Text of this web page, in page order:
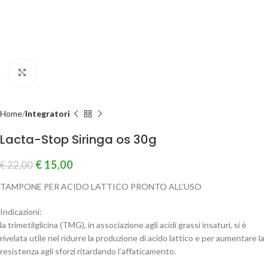
Home Integratori
Lacta-Stop Siringa os 30g
€22,00 € 15,00
TAMPONE PER ACIDO LATTICO PRONTO ALL’USO
Indicazioni:
la trimetilglicina (TMG), in associazione agli acidi grassi insaturi, si è
rivelata utile nel ridurre la produzione di acido lattico e per aumentare la
resistenza agli sforzi ritardando l’affaticamento.